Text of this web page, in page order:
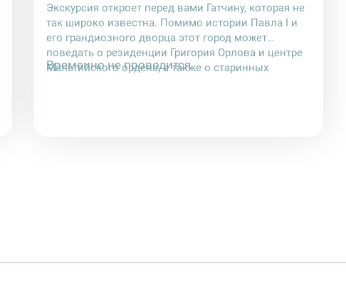
Экскурсия откроет перед вами Гатчину, которая не
так широко известна. Помимо истории Павла I и
его грандиозного дворца этот город может
поведать о резиденции Григория Орлова и центре
Мальтийского ордена, а также о старинных
Временно не проводится